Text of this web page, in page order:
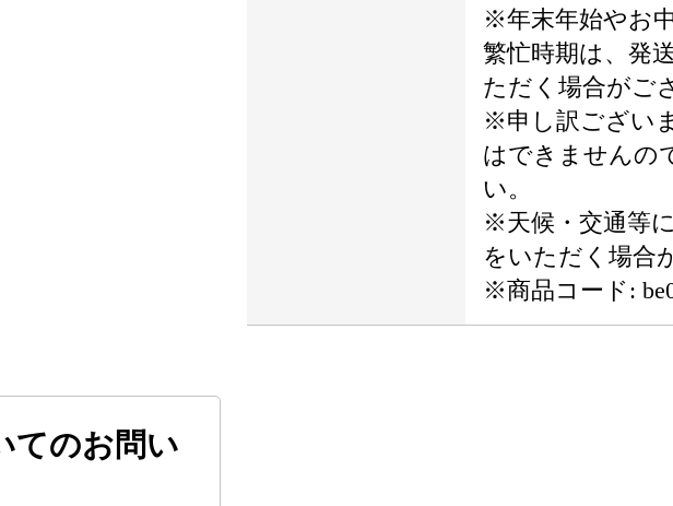
※年末年始やお
繁忙時期は、発
ただく場合がご
※申し訳ござい
はできませんの
い。
※天候・交通等
をいただく場合
※商品コード:
てのお問い